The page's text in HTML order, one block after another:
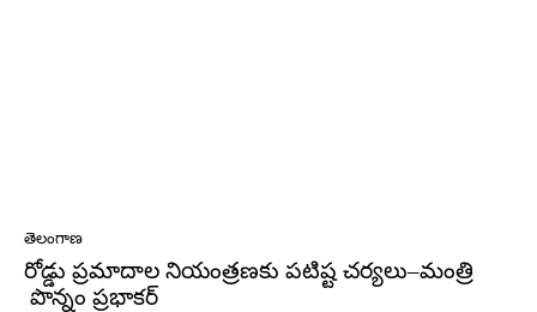
తెలంగాణ
రోడ్డు ప్రమాదాల నియంత్రణకు పటిష్ట చర్యలు–మంత్రి
పొన్నం ప్రభాకర్